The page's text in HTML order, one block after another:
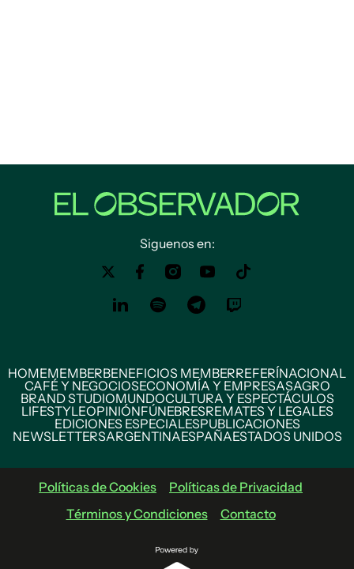
Siguenos en:
HOMEMEMBERBENEFICIOS MEMBERREFERÍNACIONAL
CAFÉ Y NEGOCIOSECONOMÍA Y EMPRESASAGRO
BRAND STUDIOMUNDOCULTURA Y ESPECTÁCULOS
LIFESTYLEOPINIÓNFÚNEBRESREMATES Y LEGALES
EDICIONES ESPECIALESPUBLICACIONES
NEWSLETTERSARGENTINAESPAÑAESTADOS UNIDOS
Políticas de Cookies
Políticas de Privacidad
Términos y Condiciones
Contacto